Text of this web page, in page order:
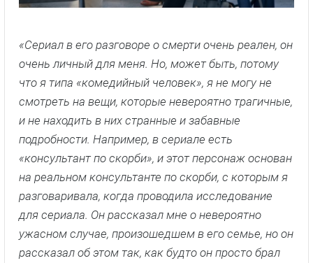
«Сериал в его разговоре о смерти очень реален, он
очень личный для меня. Но, может быть, потому
что я типа «комедийный человек», я не могу не
смотреть на вещи, которые невероятно трагичные,
и не находить в них странные и забавные
подробности. Например, в сериале есть
«консультант по скорби», и этот персонаж основан
на реальном консультанте по скорби, с которым я
разговаривала, когда проводила исследование
для сериала. Он рассказал мне о невероятно
ужасном случае, произошедшем в его семье, но он
рассказал об этом так, как будто он просто брал